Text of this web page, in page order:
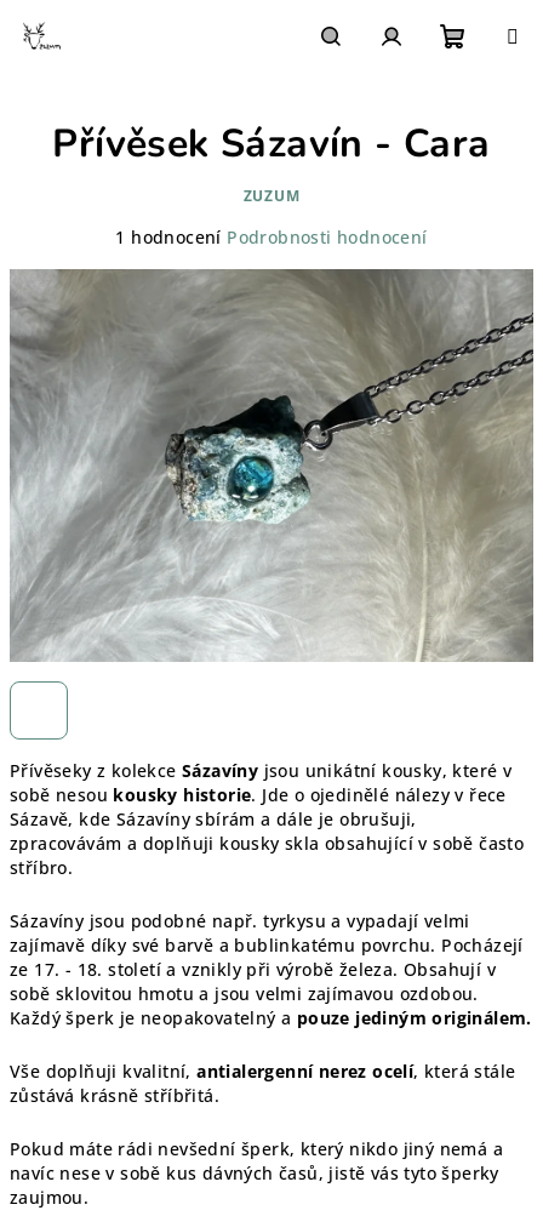
košík
Přívěseky z kolekce Sázavíny jsou unikátní kousky, které v
sobě nesou kousky historie. Jde o ojedinělé nálezy v řece
Sázavě, kde Sázavíny sbírám a dále je obrušuji,
zpracovávám a doplňuji kousky skla obsahující v sobě často
stříbro.
Sázavíny jsou podobné např. tyrkysu a vypadají velmi
zajímavě díky své barvě a bublinkatému povrchu. Pocházejí
ze 17. - 18. století a vznikly při výrobě železa. Obsahují v
sobě sklovitou hmotu a jsou velmi zajímavou ozdobou.
Každý šperk je neopakovatelný a pouze jediným originálem.
Vše doplňuji kvalitní,antialergenní nerez ocelí, která stále
zůstává krásně stříbřitá.
Pokud máte rádi nevšední šperk, který nikdo jiný nemá a
navíc nese v sobě kus dávných časů, jistě vás tyto šperky
zaujmou.
Přívěsek Sázavín - Cara
ZUZUM
Průměrné
produktu
3,0
hvězdiček.
1 hodnocení Podrobnosti hodnocení